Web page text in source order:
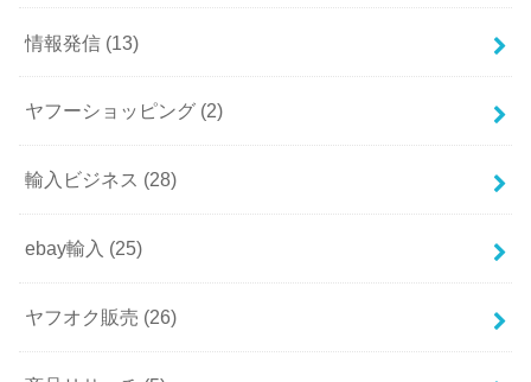
情報発信 (13)
ヤフーショッピング (2)
輸入ビジネス (28)
ebay輸入 (25)
ヤフオク販売 (26)